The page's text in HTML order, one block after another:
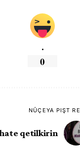
.
0
NÛÇEYA PIŞT RE
hate qetilkirin